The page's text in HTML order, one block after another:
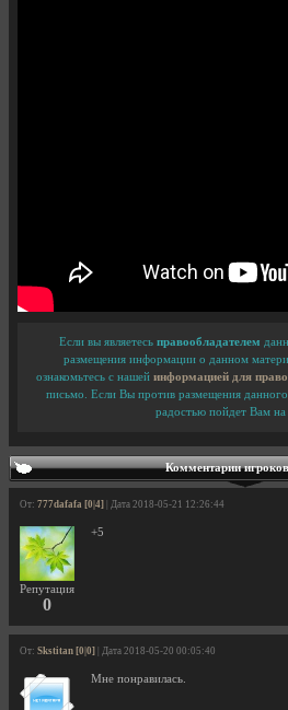
Если вы являетесь правообладателем
размещения информации о данном
ознакомьтесь с нашей информацией для
письмо. Если Вы против размещения
радостью пойдет Вам на
Комментарии
От: 777dafafa [0|4] | Дата 2018-05-21 12:26:44
Репутация
0
+5
От: Skstitan [0|0] | Дата 2018-05-20 00:05:40
Мне понравилась.